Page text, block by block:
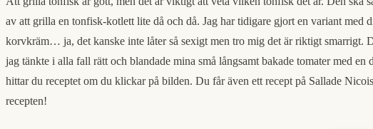
av att grilla en tonfisk-kotlett lite då och då. Jag har tidigare gjort en variant
korvkräm… ja, det kanske inte låter så sexigt men tro mig det är riktigt smarrigt.
jag tänkte i alla fall rätt och blandade mina små långsamt bakade tomater med
hittar du receptet om du klickar på bilden. Du får även ett recept på Sallade
recepten!